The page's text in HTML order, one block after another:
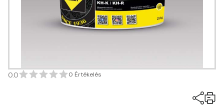
0.0 0 Értékelés